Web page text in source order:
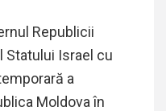
Republicii
Statului Israel cu
a
Moldova în